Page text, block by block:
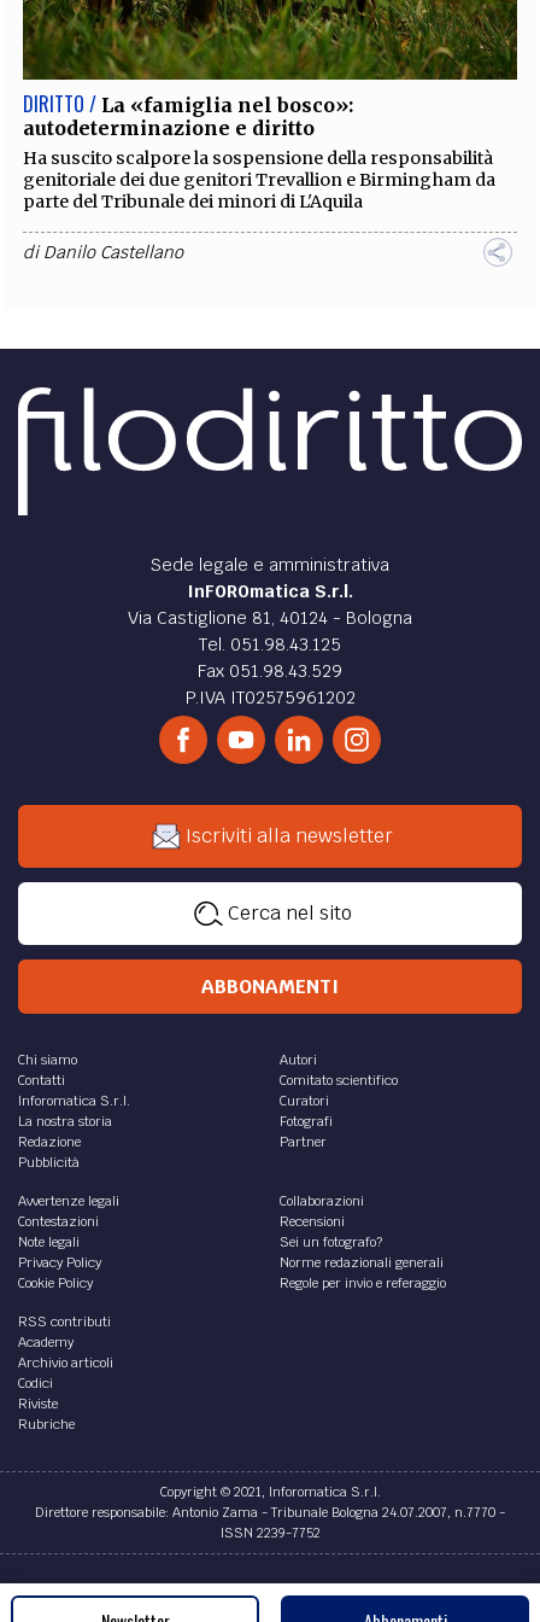
EXTRA
CODICI RUBRICHE LIBRI PROCEEDINGS PUBBLICITÀ CONTATTI
SOCIAL MEDIA
DIRITTO / La «famiglia nel bosco»:
autodeterminazione e diritto
Ha suscito scalpore la sospensione della responsabilità
genitoriale dei due genitori Trevallion e Birmingham da
parte del Tribunale dei minori di L'Aquila
diDanilo Castellano
Sede legale e amministrativa
InFOROmatica S.r.l.
Via Castiglione 81, 40124 - Bologna
Tel. 051.98.43.125
Fax 051.98.43.529
P.IVA IT02575961202
Iscriviti alla newsletter
Cerca nel sito
ABBONAMENTI
Chi siamo
Contatti
Inforomatica S.r.l.
La nostra storia
Redazione
Pubblicità
Autori
Comitato scientifico
Curatori
Fotografi
Partner
Avvertenze legali
Contestazioni
Note legali
Privacy Policy
Cookie Policy
Collaborazioni
Recensioni
Sei un fotografo?
Norme redazionali generali
Regole per invio e referaggio
RSS contributi
Academy
Archivio articoli
Codici
Riviste
Rubriche
Copyright © 2021, Inforomatica S.r.l.
Direttore responsabile: Antonio Zama - Tribunale Bologna 24.07.2007, n.7770 -
ISSN 2239-7752
Credits